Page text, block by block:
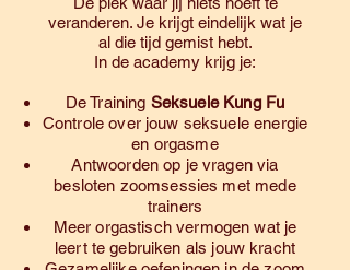
veranderen. Je krijgt eindelijk wat je
al die tijd gemist hebt.
In de academy krijg je:
De Training Seksuele Kung Fu
Controle over jouw seksuele energie
en orgasme
Antwoorden op je vragen via
besloten zoomsessies met mede
trainers
Meer orgastisch vermogen wat je
leert te gebruiken als jouw kracht